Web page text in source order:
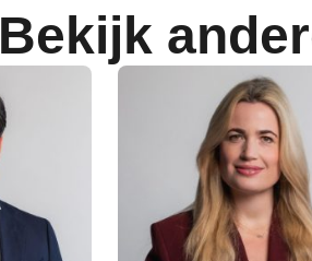
Bekijk